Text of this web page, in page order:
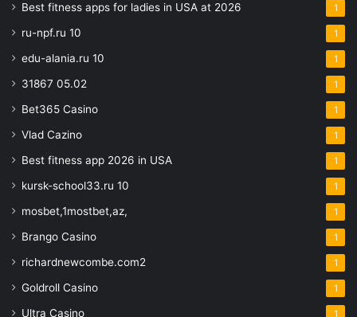
Best fitness apps for ladies in USA at 2026 1
ru-npf.ru 10 1
edu-alania.ru 10 1
31867 05.02 1
Bet365 Casino 1
Vlad Cazino 1
Best fitness app 2026 in USA 1
kursk-school33.ru 10 1
mosbet,1mostbet,az, 1
Brango Casino 1
richardnewcombe.com2 1
Goldroll Casino 1
Ultra Casino 1